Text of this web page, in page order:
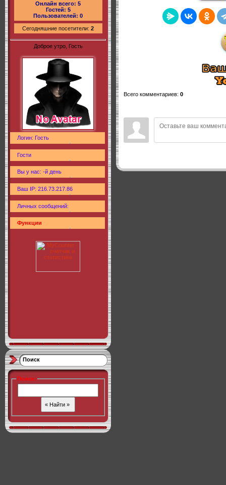
Онлайн всего: 5
Гостей: 5
Пользователей: 0
Сегодняшние посетители: 2
Доброе утро, Гость
Логин: Гость
Гости
Вы у нас: -й день
Ваш IP: 216.73.217.86
Личных сообщений:
Функции
Поиск
Поиск:
Всего комментариев: 0